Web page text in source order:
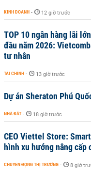
KINH DOANH - 12 giờ trước
TOP 10 ngân hàng lãi
đầu năm 2026:
tư nhân
TÀI CHÍNH - 13 giờ trước
Dự án Sheraton Phú
NHÀ ĐẤT - 18 giờ trước
CEO Viettel Store:
hình xu hướng nâng cấp
CHUYỂN ĐỘNG THỊ TRƯỜNG - 8 giờ